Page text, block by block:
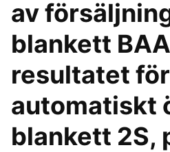
av
blankett
resultatet
automatiskt
blankett 2S,